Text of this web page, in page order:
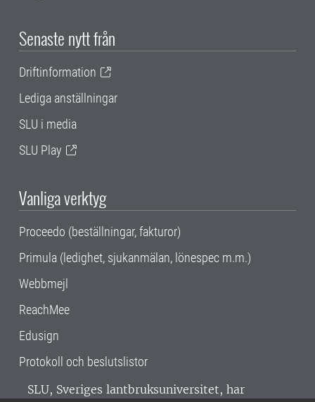
Senaste nytt från
Driftinformation
Lediga anställningar
SLU i media
SLU Play
Vanliga verktyg
Proceedo (beställningar, fakturor)
Primula (ledighet, sjukanmälan, lönespec m.m.)
Webbmejl
ReachMee
Edusign
Protokoll och beslutslistor
SLU, Sveriges lantbruksuniversitet, har